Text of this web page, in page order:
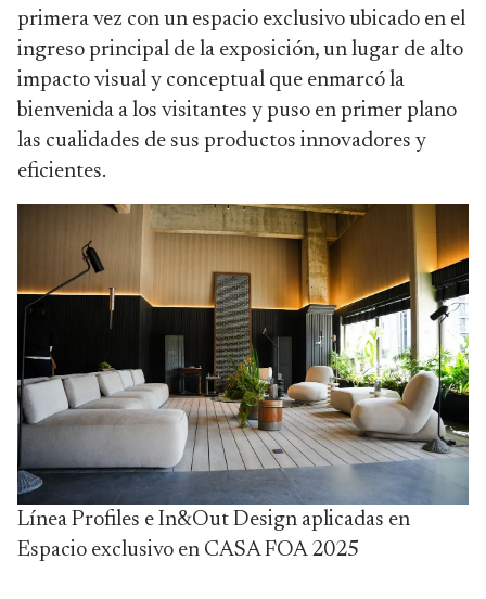
primera vez con un espacio exclusivo ubicado en el
ingreso principal de la exposición, un lugar de alto
impacto visual y conceptual que enmarcó la
bienvenida a los visitantes y puso en primer plano
las cualidades de sus productos innovadores y
eficientes.
Línea Profiles e In&Out Design aplicadas en
Espacio exclusivo en CASA FOA 2025